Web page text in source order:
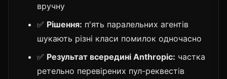
вручну
✅ Рішення: п'ять паралельних агентів
шукають різні класи помилок одночасно
✅ Результат всередині Anthropic: частка
ретельно перевірених пул-реквестів